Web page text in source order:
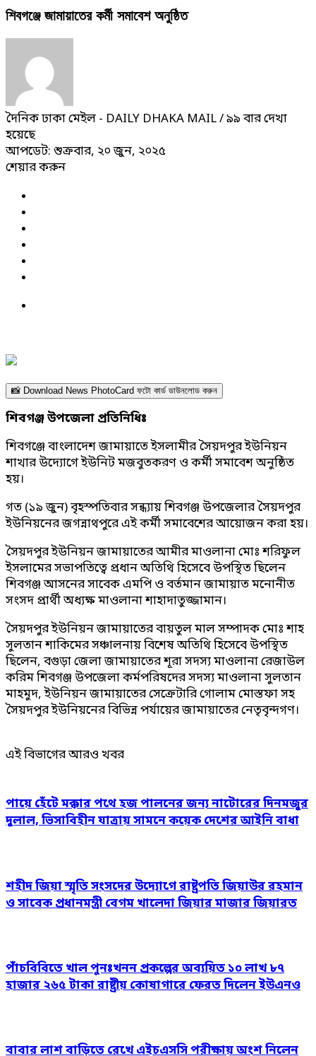
শিবগঞ্জে জামায়াতের কর্মী সমাবেশ অনুষ্ঠিত
দৈনিক ঢাকা মেইল - DAILY DHAKA MAIL/ ৯৯ বার দেখা
হয়েছে
আপডেট: শুক্রবার, ২০ জুন, ২০২৫
শেয়ার করুন
📸 Download News PhotoCard ফটো কার্ড ডাউনলোড করুন
শিবগঞ্জ উপজেলা প্রতিনিধিঃ
শিবগঞ্জে বাংলাদেশ জামায়াতে ইসলামীর সৈয়দপুর ইউনিয়ন
শাখার উদ্যোগে ইউনিট মজবুতকরণ ও কর্মী সমাবেশ অনুষ্ঠিত
হয়।
গত (১৯ জুন) বৃহস্পতিবার সন্ধ্যায় শিবগঞ্জ উপজেলার সৈয়দপুর
ইউনিয়নের জগন্নাথপুরে এই কর্মী সমাবেশের আয়োজন করা হয়।
সৈয়দপুর ইউনিয়ন জামায়াতের আমীর মাওলানা মোঃ শরিফুল
ইসলামের সভাপতিত্বে প্রধান অতিথি হিসেবে উপস্থিত ছিলেন
শিবগঞ্জ আসনের সাবেক এমপি ও বর্তমান জামায়াত মনোনীত
সংসদ প্রার্থী অধ্যক্ষ মাওলানা শাহাদাতুজ্জামান।
সৈয়দপুর ইউনিয়ন জামায়াতের বায়তুল মাল সম্পাদক মোঃ শাহ
সুলতান শাকিমের সঞ্চালনায় বিশেষ অতিথি হিসেবে উপস্থিত
ছিলেন, বগুড়া জেলা জামায়াতের শূরা সদস্য মাওলানা রেজাউল
করিম শিবগঞ্জ উপজেলা কর্মপরিষদের সদস্য মাওলানা সুলতান
মাহমুদ, ইউনিয়ন জামায়াতের সেক্রেটারি গোলাম মোস্তফা সহ
সৈয়দপুর ইউনিয়নের বিভিন্ন পর্যায়ের জামায়াতের নেতৃবৃন্দগণ।
এই বিভাগের আরও খবর
পায়ে হেঁটে মক্কার পথে হজ পালনের জন্য নাটোরের দিনমজুর
দুলাল, ভিসাবিহীন যাত্রায় সামনে কয়েক দেশের আইনি বাধা
শহীদ জিয়া স্মৃতি সংসদের উদ্যোগে রাষ্ট্রপতি জিয়াউর রহমান
ও সাবেক প্রধানমন্ত্রী বেগম খালেদা জিয়ার মাজার জিয়ারত
পাঁচবিবিতে খাল পুনঃখনন প্রকল্পের অব্যয়িত ১০ লাখ ৮৭
হাজার ২৬৫ টাকা রাষ্ট্রীয় কোষাগারে ফেরত দিলেন ইউএনও
বাবার লাশ বাড়িতে রেখে এইচএসসি পরীক্ষায় অংশ নিলেন